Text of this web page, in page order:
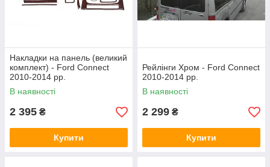
Накладки на панель (великий
комплект) - Ford Connect
2010-2014 рр.
В наявності
2 395 ₴
Купити
Рейлінги Хром - Ford Connect
2010-2014 рр.
В наявності
2 299 ₴
Купити